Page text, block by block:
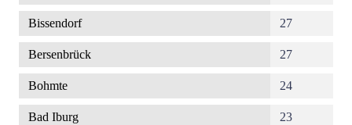
Bissendorf 27
Bersenbrück 27
Bohmte 24
Bad Iburg 23